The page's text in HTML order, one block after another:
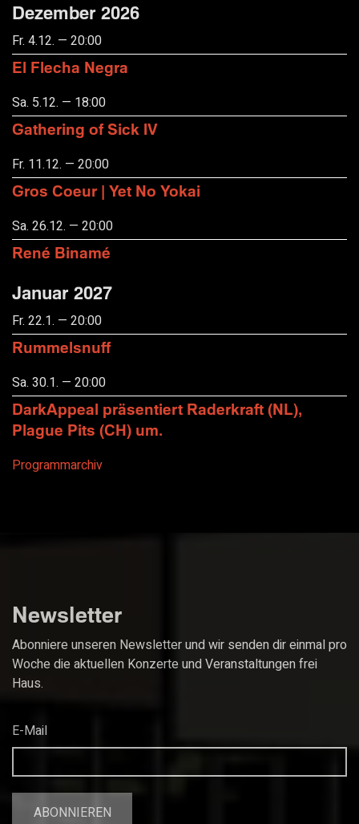
Dezember 2026
Fr. 4.12. — 20:00
El Flecha Negra
Sa. 5.12. — 18:00
Gathering of Sick IV
Fr. 11.12. — 20:00
Gros Coeur | Yet No Yokai
Sa. 26.12. — 20:00
René Binamé
Januar 2027
Fr. 22.1. — 20:00
Rummelsnuff
Sa. 30.1. — 20:00
DarkAppeal präsentiert Raderkraft (NL),
Plague Pits (CH) um.
Programmarchiv
Newsletter
Abonniere unseren Newsletter und wir senden dir einmal pro
Woche die aktuellen Konzerte und Veranstaltungen frei
Haus.
E-Mail